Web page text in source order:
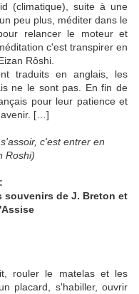
(climatique), suite à une
peu plus, méditer dans le
relancer le moteur et
c'est transpirer en
Rôshi.
traduits en anglais, les
ne le sont pas. En fin de
pour leur patience et
[…]
c'est entrer en
Roshi)
souvenirs de J. Breton et
rouler le matelas et les
placard, s'habiller, ouvrir